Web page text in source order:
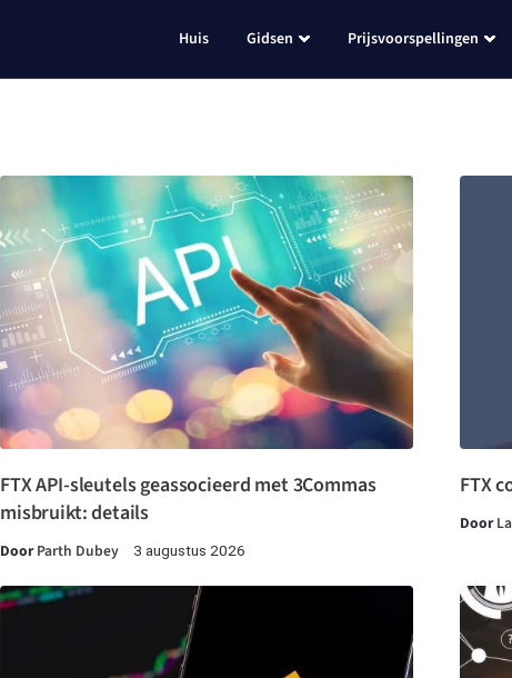
Huis Gidsen Prijsvoorspellingen
FTX API-sleutels geassocieerd met 3Commas
misbruikt: details
DoorParth Dubey 3 augustus 2026
FTX
Door